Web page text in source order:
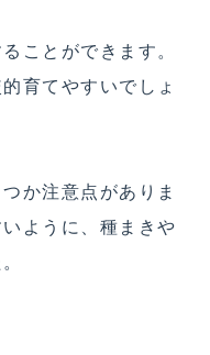
ことができます。
育てやすいでしょ
か注意点がありま
ように、種まきや